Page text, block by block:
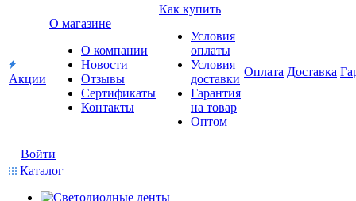
Акции
О магазине
О компании
Новости
Отзывы
Сертификаты
Контакты
Как купить
Условия
оплаты
Условия
доставки
Гарантия
на товар
Оптом
Оплата Доставка
Войти
Каталог